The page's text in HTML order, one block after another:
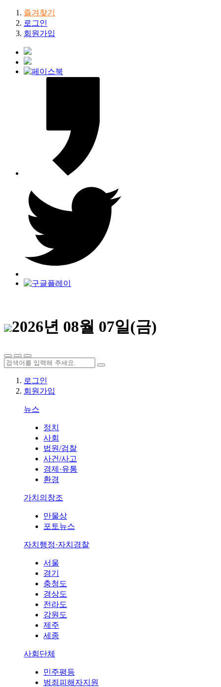
즐겨찾기
로그인
회원가입
2026년 08월 07일(금)
로그인
회원가입
뉴스
정치
사회
법원/검찰
사건/사고
경제·유통
환경
가치의창조
만물상
포토뉴스
자치행정·자치경찰
서울
경기
충청도
경상도
전라도
강원도
제주
세종
사회단체
민주평등
범죄피해자지원